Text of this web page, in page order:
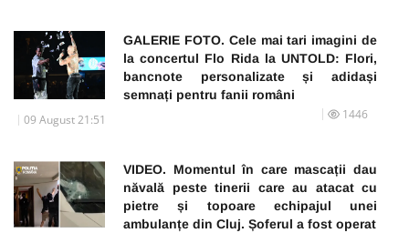
GALERIE FOTO. Cele mai tari imagini de
la concertul Flo Rida la UNTOLD: Flori,
bancnote personalizate și adidași
semnați pentru fanii români
09 August 21:51 1446
VIDEO. Momentul în care mascații dau
năvală peste tinerii care au atacat cu
pietre și topoare echipajul unei
ambulanțe din Cluj. Șoferul a fost operat